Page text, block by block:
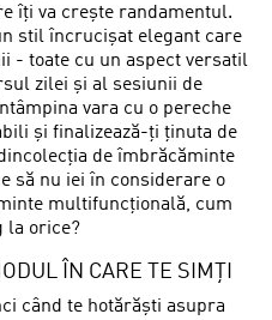
îți va crește randamentul.
stil încrucișat elegant care
- toate cu un aspect versatil
zilei și al sesiunii de
vara cu o pereche
și finalizează-ți ținuta de
de îmbrăcăminte
să nu iei în considerare o
multifuncțională, cum
la orice?
ÎN CARE TE SIMȚI
când te hotărăști asupra